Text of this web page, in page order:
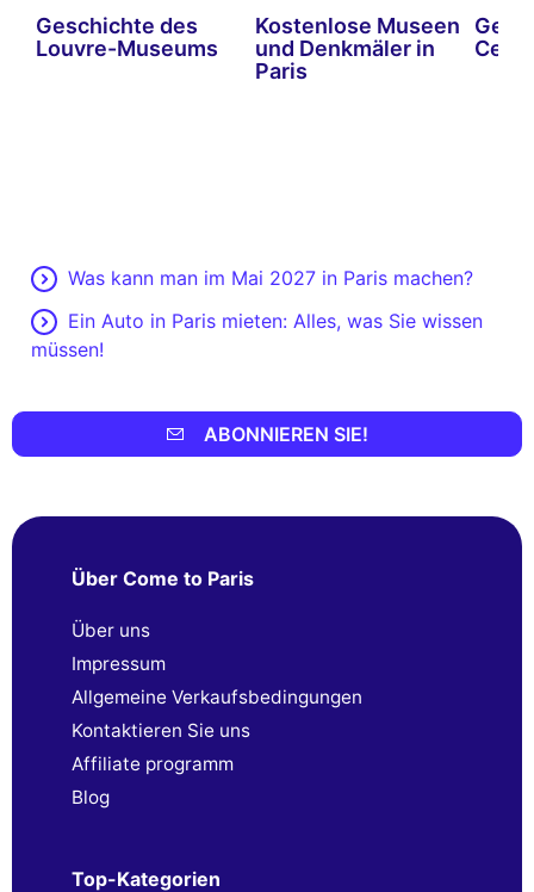
Geschichte des
Louvre-Museums
Kostenlose Museen
und Denkmäler in
Paris
Was kann man im Mai 2027 in Paris machen?
Ein Auto in Paris mieten: Alles, was Sie wissen
müssen!
ABONNIEREN SIE!
Über Come to Paris
Über uns
Impressum
Allgemeine Verkaufsbedingungen
Kontaktieren Sie uns
Affiliate programm
Blog
Top-Kategorien